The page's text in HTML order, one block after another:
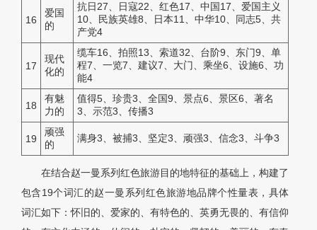
16
爱国
的
抗日27、日寇22、红色17、中国17、爱国主义
10、民族英雄8、日本11、中华10、同志5、共
产党4
17
现代
化的
缆车16、拍照13、索道32、台阶9、东门9、单
程7、一览7、建议7、大门、乘坐6、设施6、功
能4
18
有魅
力的
值得5、珍贵3、全国9、景点6、景区6、著名
3、示范3、传播3
19
顽强
的
满身3、被捕3、坚定3、顽强3、信念3、斗争3
在结合赵一曼系列红色旅游目的地特征的基础上，构建了
包含19个词汇的赵一曼系列红色旅游地品牌个性量表，具体
词汇如下：怀旧的、爱家的、有特色的、英勇无畏的、有信仰